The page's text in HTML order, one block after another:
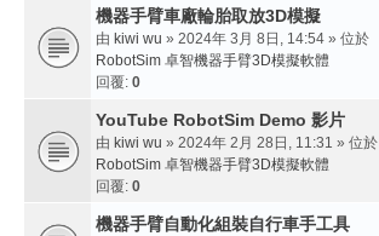
機器手臂車廠輪胎取放3D模擬
由 kiwi wu » 2024年 3月 8日, 14:54 » 位於
RobotSim 卓智機器手臂3D模擬軟體
回覆: 0
YouTube RobotSim Demo 影片
由 kiwi wu » 2024年 2月 28日, 11:31 » 位於
RobotSim 卓智機器手臂3D模擬軟體
回覆: 0
機器手臂自動化組裝自行車手工具